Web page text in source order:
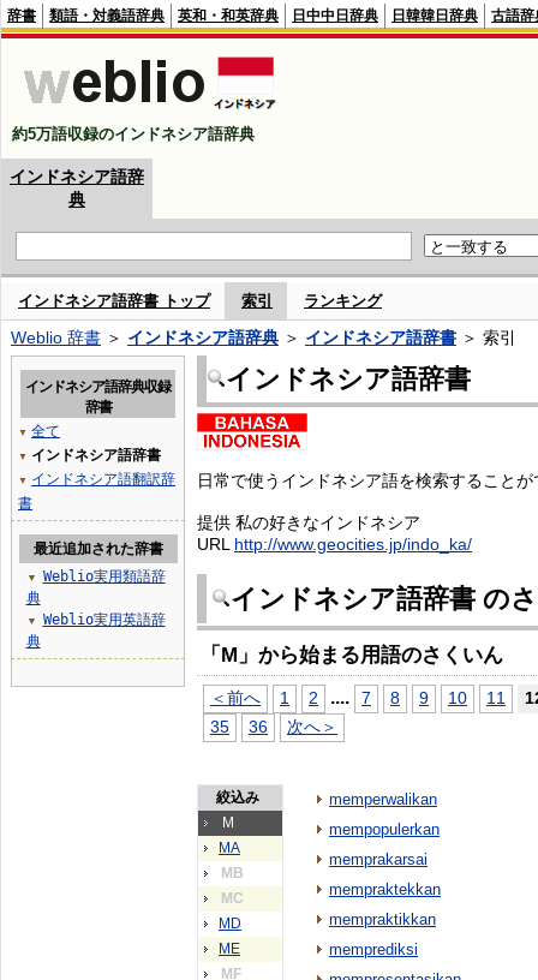
辞書 類語・対義語辞典 英和・和英辞典 日中中日辞典 日韓韓日辞典 古語辞
約5万語収録のインドネシア語辞典
インドネシア語辞
典
インドネシア語辞書 トップ 索引 ランキング
Weblio 辞書 ＞ インドネシア語辞典 ＞ インドネシア語辞書 ＞ 索引
インドネシア語辞書
日常で使うインドネシア語を検索すること
提供 私の好きなインドネシア
URL http://www.geocities.jp/indo_ka/
インドネシア語辞書 の
「M」から始まる用語のさくいん
＜前へ 1 2 .... 7 8 9 10 11
35
36 次へ＞
絞込み
M
MA
MB
MC
MD
ME
MF
memperwalikan
mempopulerkan
memprakarsai
mempraktekkan
mempraktikkan
memprediksi
インドネシア語辞典収録
辞書
▼ 全て
▼ インドネシア語辞書
▼
インドネシア語翻訳辞
書
最近追加された辞書
▼
Weblio実用類語辞
典
▼
Weblio実用英語辞
典